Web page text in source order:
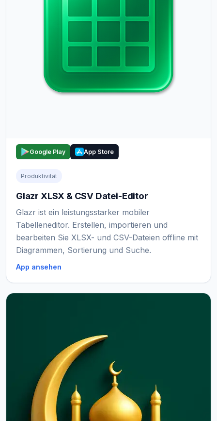
Google Play App Store
Produktivität
Glazr XLSX & CSV Datei-Editor
Glazr ist ein leistungsstarker mobiler
Tabelleneditor. Erstellen, importieren und
bearbeiten Sie XLSX- und CSV-Dateien offline mit
Diagrammen, Sortierung und Suche.
App ansehen